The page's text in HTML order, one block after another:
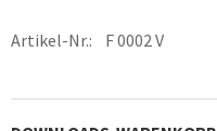
Artikel-Nr.: F 0002 V